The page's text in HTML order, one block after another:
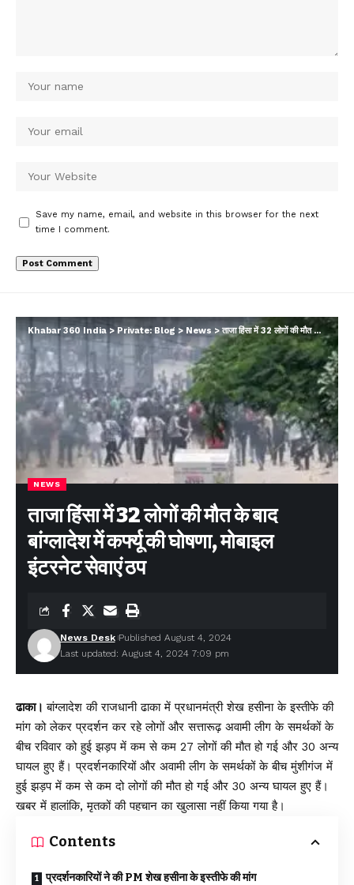
Save my name, email, and website in this browser for the next
time I comment.
Khabar 360 India> Private: Blog > News >ताजा हिंसा में 32 लोगों की मौत के बाद बांग्लादेश में कर्फ्यू की घोषणा, मोबाइल इंटरनेट सेवाएं ठप
NEWS
ताजा हिंसा में 32 लोगों की मौत के बाद
बांग्लादेश में कर्फ्यू की घोषणा, मोबाइल
इंटरनेट सेवाएं ठप
Last updated: August 4, 2024 7:09 pm
News Desk Published August 4, 2024
ढाका।बांग्लादेश की राजधानी ढाका में प्रधानमंत्री शेख हसीना के इस्तीफे की
मांग को लेकर प्रदर्शन कर रहे लोगों और सत्तारूढ़ अवामी लीग के समर्थकों के
बीच रविवार को हुई झड़प में कम से कम 27 लोगों की मौत हो गई और 30 अन्य
घायल हुए हैं। प्रदर्शनकारियों और अवामी लीग के समर्थकों के बीच मुंशीगंज में
हुई झड़प में कम से कम दो लोगों की मौत हो गई और 30 अन्य घायल हुए हैं।
खबर में हालांकि, मृतकों की पहचान का खुलासा नहीं किया गया है।
Contents
प्रदर्शनकारियों ने की PM शेख हसीना के इस्तीफे की मांग